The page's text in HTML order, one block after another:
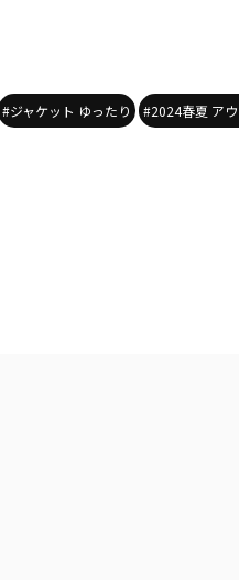
#ジャケット ゆったり #2024春夏 ア